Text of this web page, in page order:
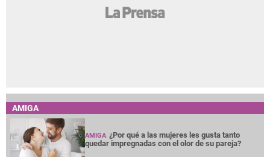
AMIGA
AMIGA ¿Por qué a las mujeres les gusta tanto
quedar impregnadas con el olor de su pareja?